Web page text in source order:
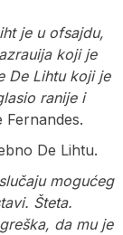
je u ofsajdu,
koji je
De Lihtu koji je
ranije i
Fernandes.
De Lihtu.
mogućeg
Šteta.
da mu je